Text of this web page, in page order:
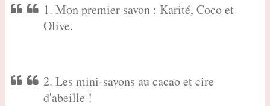
1. Mon premier savon : Karité, Coco et
Olive.
2. Les mini-savons au cacao et cire
d'abeille !